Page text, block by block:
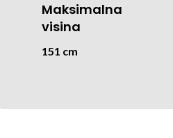
Maksimalna
visina
151 cm